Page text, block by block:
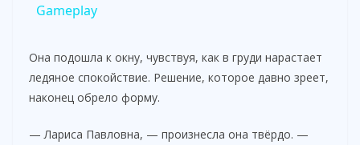
V
i
Gameplay
Она подошла к окну, чувствуя, как в груди нарастает
ледяное спокойствие. Решение, которое давно зреет,
наконец обрело форму.
— Лариса Павловна, — произнесла она твёрдо. —